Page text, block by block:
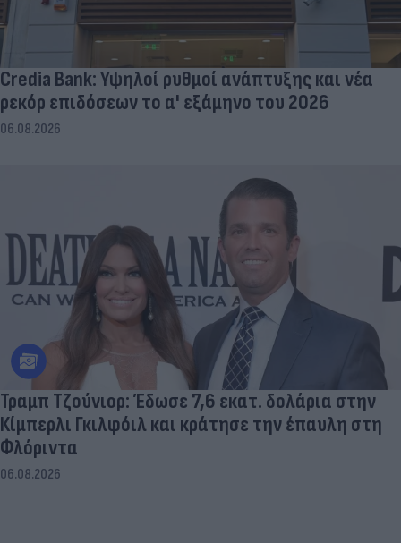
Credia Bank: Υψηλοί ρυθμοί ανάπτυξης και νέα
ρεκόρ επιδόσεων το α' εξάμηνο του 2026
06.08.2026
Τραμπ Τζούνιορ: Έδωσε 7,6 εκατ. δολάρια στην
Κίμπερλι Γκιλφόιλ και κράτησε την έπαυλη στη
Φλόριντα
06.08.2026